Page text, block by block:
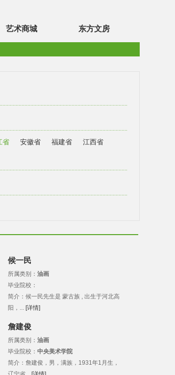
艺术商城 东方文房
省 安徽省 福建省
江西省
候一民
所属类别： 油画
毕业院校：
简介：候一民先生是 蒙古族 , 出生于河北高
阳，... [详情]
詹建俊
所属类别： 油画
毕业院校： 中央美术学院
简介：詹建俊，男，满族，1931年1月生，